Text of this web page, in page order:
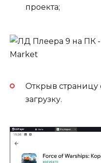
проекта;
Открыв страницу
загрузку.